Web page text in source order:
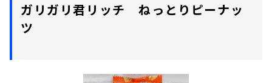
ガリガリ君リッチ ねっとりピーナッ
ツ